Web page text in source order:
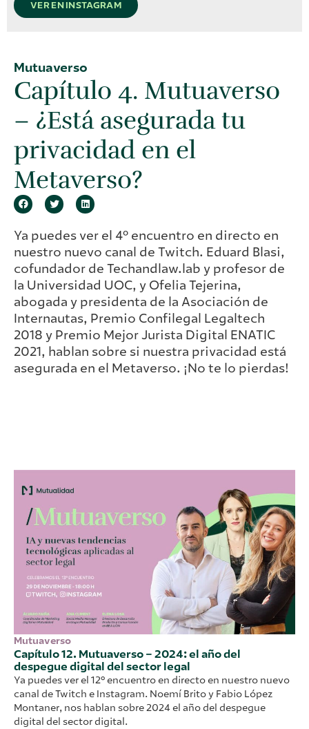
VER EN INSTAGRAM
Mutuaverso
Capítulo 4. Mutuaverso
– ¿Está asegurada tu
privacidad en el
Metaverso?
Ya puedes ver el 4º encuentro en directo en
nuestro nuevo canal de Twitch. Eduard Blasi,
cofundador de Techandlaw.lab y profesor de
la Universidad UOC, y Ofelia Tejerina,
abogada y presidenta de la Asociación de
Internautas, Premio Confilegal Legaltech
2018 y Premio Mejor Jurista Digital ENATIC
2021, hablan sobre si nuestra privacidad está
asegurada en el Metaverso. ¡No te lo pierdas!
Mutuaverso
Capítulo 12. Mutuaverso – 2024: el año del
despegue digital del sector legal
Ya puedes ver el 12º encuentro en directo en nuestro nuevo
canal de Twitch e Instagram. Noemí Brito y Fabio López
Montaner, nos hablan sobre 2024 el año del despegue
digital del sector digital.